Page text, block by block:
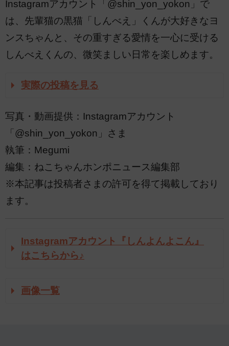
Instagramアカウント「@shin_yon_yokon」で
は、先輩猫の黒猫「しんべえ」くんが大好きなヨ
ンスちゃんと、その重すぎる愛情を一心に受ける
しんべえくんの、微笑ましい日常を楽しめます。
実際の投稿を見る
写真・動画提供：Instagramアカウント
「@shin_yon_yokon」さま
執筆：Megumi
編集：ねこちゃんホンポニュース編集部
※本記事は投稿者さまの許可を得て掲載しており
ます。
Instagramアカウント『しんよんよこん』
はこちらから♪
画像一覧